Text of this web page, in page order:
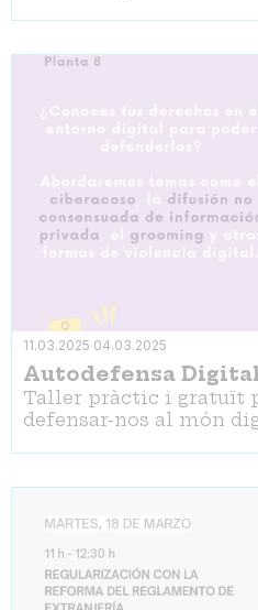
11.03.2025 04.03.2025
Autodefensa
Taller pràctic i gratuït
defensar-nos al món